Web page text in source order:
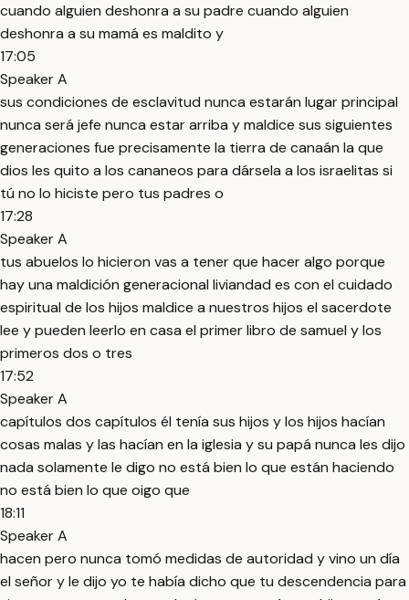
cuando alguien deshonra a su padre cuando alguien
deshonra a su mamá es maldito y
17:05
Speaker A
sus condiciones de esclavitud nunca estarán lugar principal
nunca será jefe nunca estar arriba y maldice sus siguientes
generaciones fue precisamente la tierra de canaán la que
dios les quito a los cananeos para dársela a los israelitas si
tú no lo hiciste pero tus padres o
17:28
Speaker A
tus abuelos lo hicieron vas a tener que hacer algo porque
hay una maldición generacional liviandad es con el cuidado
espiritual de los hijos maldice a nuestros hijos el sacerdote
lee y pueden leerlo en casa el primer libro de samuel y los
primeros dos o tres
17:52
Speaker A
capítulos dos capítulos él tenía sus hijos y los hijos hacían
cosas malas y las hacían en la iglesia y su papá nunca les dijo
nada solamente le digo no está bien lo que están haciendo
no está bien lo que oigo que
18:11
Speaker A
hacen pero nunca tomó medidas de autoridad y vino un día
el señor y le dijo yo te había dicho que tu descendencia para